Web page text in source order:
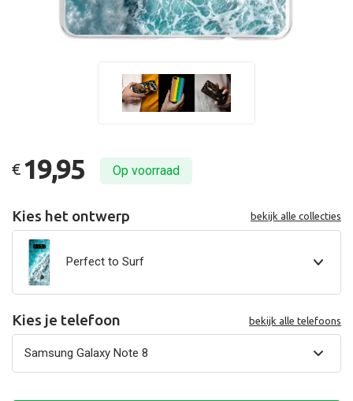
€ 19,95 Op voorraad
Kies het ontwerp bekijk alle collecties
Perfect to Surf
Kies je telefoon bekijk alle telefoons